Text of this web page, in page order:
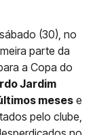
sábado (30), no
parte da
a Copa do
Jardim
meses e
pelo clube,